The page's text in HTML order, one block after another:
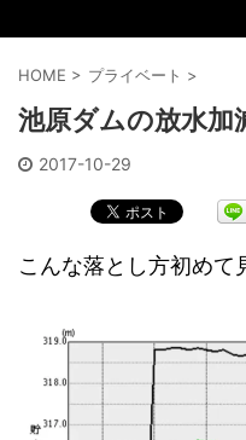
HOME > プライベート >
池原ダムの放水加
2017-10-29
こんな落とし方初めて